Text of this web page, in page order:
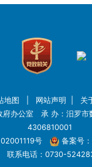
地图 网站声明
关
府办公室 承 办：汨罗
4306810001
号
备案号：
联系电话：0730-